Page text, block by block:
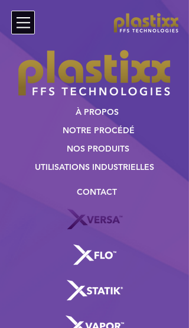
À PROPOS
NOTRE PROCÉDÉ
NOS PRODUITS
UTILISATIONS INDUSTRIELLES
CONTACT